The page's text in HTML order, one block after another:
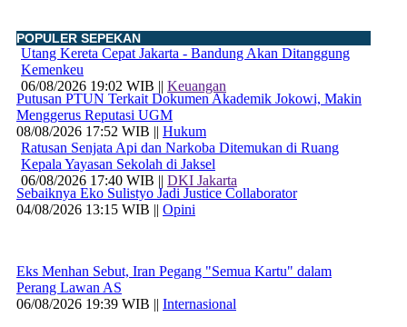
Utang Kereta Cepat Jakarta - Bandung Akan Ditanggung
Kemenkeu
06/08/2026 19:02 WIB || Keuangan
Ratusan Senjata Api dan Narkoba Ditemukan di Ruang
Kepala Yayasan Sekolah di Jaksel
06/08/2026 17:40 WIB || DKI Jakarta
POPULER SEPEKAN
Putusan PTUN Terkait Dokumen Akademik Jokowi, Makin
Menggerus Reputasi UGM
08/08/2026 17:52 WIB || Hukum
Sebaiknya Eko Sulistyo Jadi Justice Collaborator
04/08/2026 13:15 WIB || Opini
Eks Menhan Sebut, Iran Pegang "Semua Kartu" dalam
Perang Lawan AS
06/08/2026 19:39 WIB || Internasional